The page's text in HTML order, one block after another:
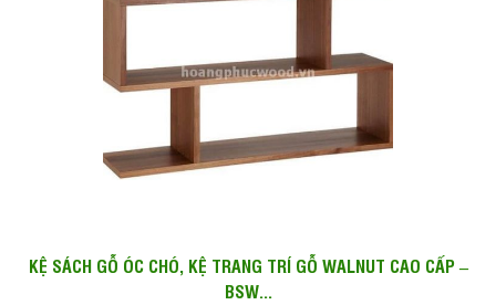
KỆ SÁCH GỖ ÓC CHÓ, KỆ TRANG TRÍ GỖ WALNUT CAO CẤP –
BSW...